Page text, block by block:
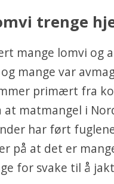
trenge
mange lomvi og
mange var
primært fra
at matmangel i
har ført
på at det er
for svake til å